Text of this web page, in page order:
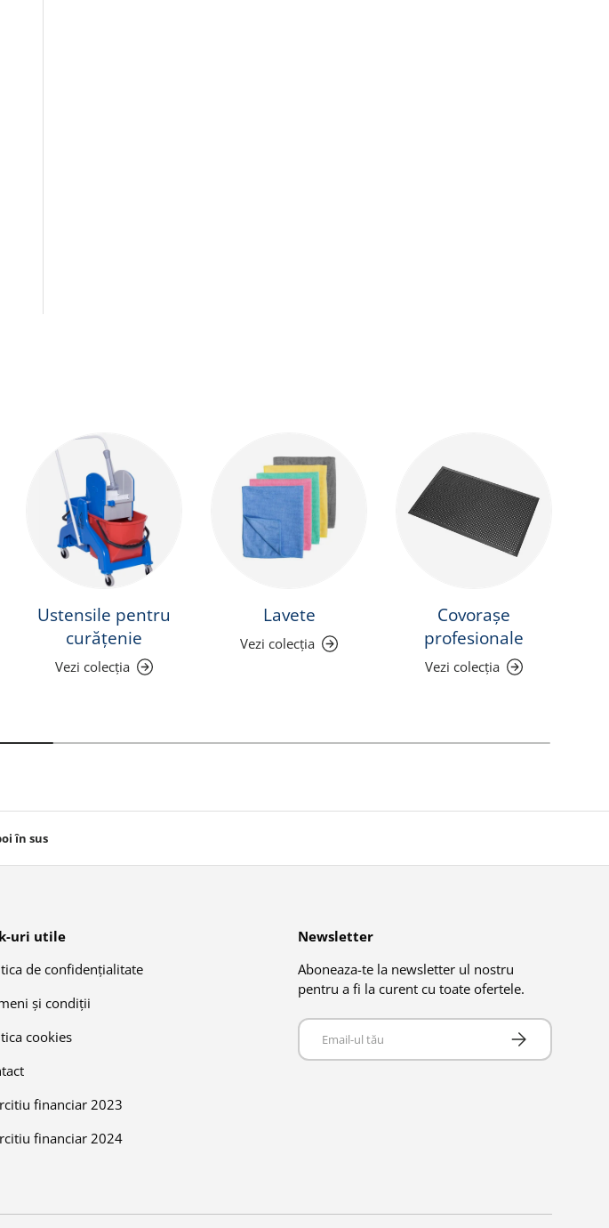
Ustensile pentru
curățenie
Vezi colecția
Lavete
Vezi colecția
Covorașe
profesionale
Vezi colecția
în sus
uri utile
de confidențialitate
și condiții
cookies
financiar 2023
financiar 2024
Newsletter
Aboneaza-te la newsletter ul nostru
pentru a fi la curent cu toate ofertele.
Email Abonează-te